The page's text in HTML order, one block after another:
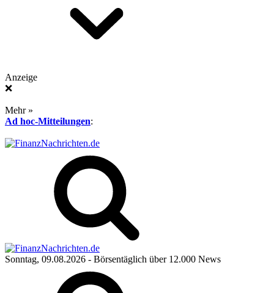
Anzeige
❌
Mehr »
Ad hoc-Mitteilungen:
Sonntag, 09.08.2026 - Börsentäglich über 12.000 News